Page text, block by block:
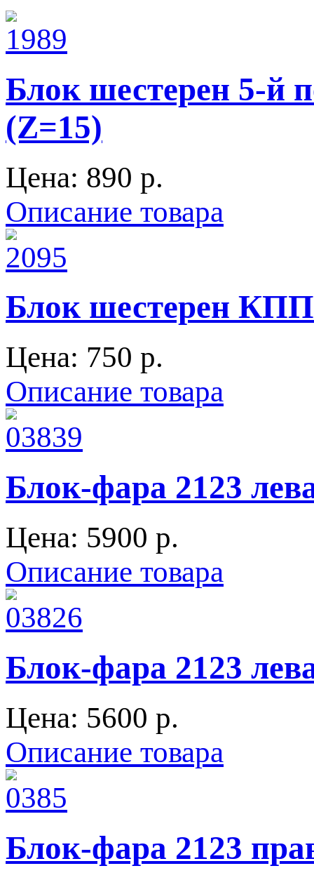
Блок шестерен 5-й
(Z=15)
Цена: 890 p.
Описание товара
Блок шестерен КПП
Цена: 750 p.
Описание товара
Блок-фара 2123
Цена: 5900 p.
Описание товара
Блок-фара 2123
Цена: 5600 p.
Описание товара
Блок-фара 2123